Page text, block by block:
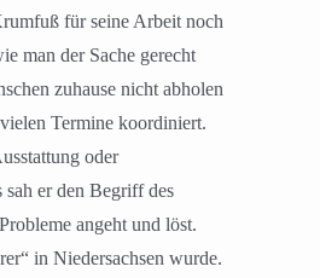
für seine Arbeit noch
man der Sache gerecht
zuhause nicht abholen
Termine koordiniert.
oder
er den Begriff des
angeht und löst.
in Niedersachsen wurde.